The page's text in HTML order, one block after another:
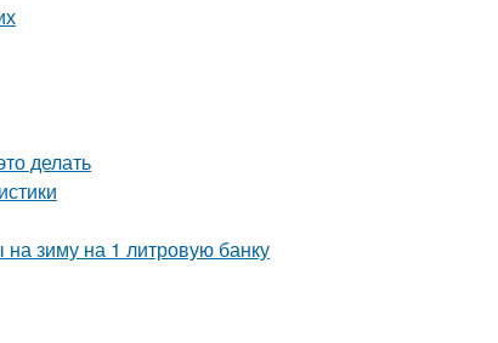
делать
зиму на 1 литровую банку